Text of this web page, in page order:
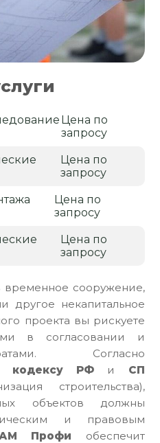
временное сооружение,
другое некапитальное
проекта вы рискуете
в согласовании и
Согласно
кодексу РФ и СП
строительства),
объектов должны
и правовым
Профи обеспечит
Цена по
запросу
Цена по
запросу
Цена по
запросу
Цена по
запросу